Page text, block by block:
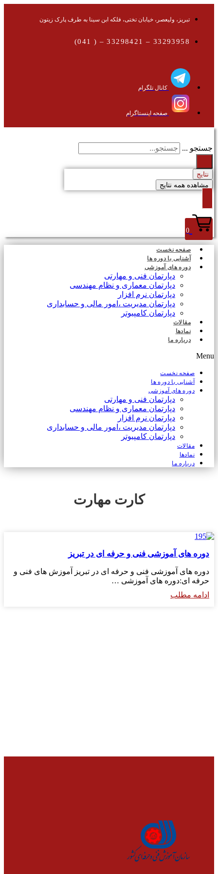
تبریز، ولیعصر، خیابان تختی، فلکه ابن سینا به طرف پارک زیتون
33293958 – 33298421 – ( 041)
کانال تلگرام
صفحه اینستاگرام
جستجو ...
نتایج
مشاهده همه نتایج
صفحه نخست
آشنایی با دوره ها
دوره های آموزشی
دپارتمان فنی و مهارتی
دپارتمان معماری و نظام مهندسی
دپارتمان نرم افزار
دپارتمان مدیریت ،امور مالی و حسابداری
دپارتمان کامپیوتر
مقالات
نمادها
درباره ما
Menu
صفحه نخست
آشنایی با دوره ها
دوره های آموزشی
دپارتمان فنی و مهارتی
دپارتمان معماری و نظام مهندسی
دپارتمان نرم افزار
دپارتمان مدیریت ،امور مالی و حسابداری
دپارتمان کامپیوتر
مقالات
نمادها
درباره ما
کارت مهارت
دوره های آموزشی فنی و حرفه ای در تبریز
دوره های آموزشی فنی و حرفه ای در تبریز آموزش های فنی و
حرفه ای:دوره های آموزشی …
ادامه مطلب